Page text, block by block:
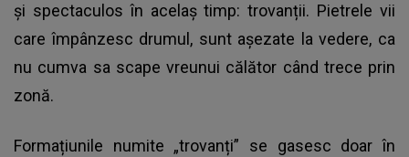
și spectaculos în acelaș timp: trovanții. Pietrele vii
care împânzesc drumul, sunt așezate la vedere, ca
nu cumva sa scape vreunui călător când trece prin
zonă.
Formațiunile numite „trovanți” se gasesc doar în